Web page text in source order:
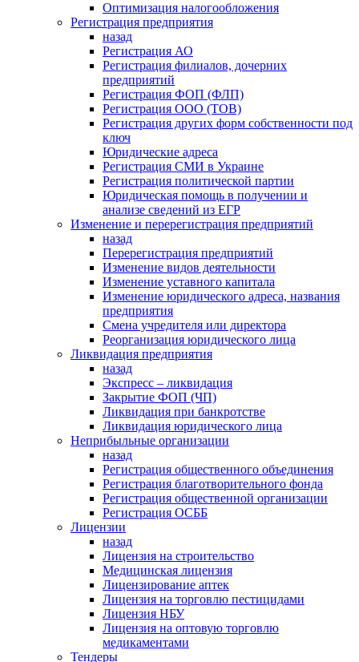
Оптимизация налогообложения
Регистрация предприятия
назад
Регистрация АО
Регистрация филиалов, дочерних
предприятий
Регистрация ФОП (ФЛП)
Регистрация ООО (ТОВ)
Регистрация других форм собственности под
ключ
Юридические адреса
Регистрация СМИ в Украине
Регистрация политической партии
Юридическая помощь в получении и
анализе сведений из ЕГР
Изменение и перерегистрация предприятий
назад
Перерегистрация предприятий
Изменение видов деятельности
Изменение уставного капитала
Изменение юридического адреса, названия
предприятия
Смена учредителя или директора
Реорганизация юридического лица
Ликвидация предприятия
назад
Экспресс – ликвидация
Закрытие ФОП (ЧП)
Ликвидация при банкротстве
Ликвидация юридического лица
Неприбыльные организации
назад
Регистрация общественного объединения
Регистрация благотворительного фонда
Регистрация общественной организации
Регистрация ОСББ
Лицензии
назад
Лицензия на строительство
Медицинская лицензия
Лицензирование аптек
Лицензия на торговлю пестицидами
Лицензия НБУ
Лицензия на оптовую торговлю
медикаментами
Тендеры